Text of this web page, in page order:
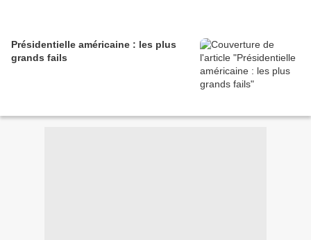
Présidentielle américaine : les plus
grands fails